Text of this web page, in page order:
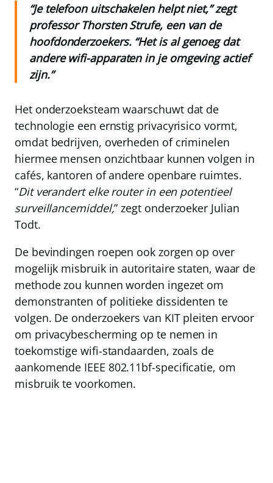
“Je telefoon uitschakelen helpt niet,” zegt
professor Thorsten Strufe, een van de
hoofdonderzoekers. “Het is al genoeg dat
andere wifi-apparaten in je omgeving actief
zijn.”
Het onderzoeksteam waarschuwt dat de
technologie een ernstig privacyrisico vormt,
omdat bedrijven, overheden of criminelen
hiermee mensen onzichtbaar kunnen volgen in
cafés, kantoren of andere openbare ruimtes.
“Dit verandert elke router in een potentieel
surveillancemiddel,” zegt onderzoeker Julian
Todt.
De bevindingen roepen ook zorgen op over
mogelijk misbruik in autoritaire staten, waar de
methode zou kunnen worden ingezet om
demonstranten of politieke dissidenten te
volgen. De onderzoekers van KIT pleiten ervoor
om privacybescherming op te nemen in
toekomstige wifi-standaarden, zoals de
aankomende IEEE 802.11bf-specificatie, om
misbruik te voorkomen.